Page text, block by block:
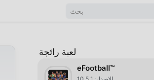
لعبة رائجة
eFootball™
الإصدار: 10.5.1